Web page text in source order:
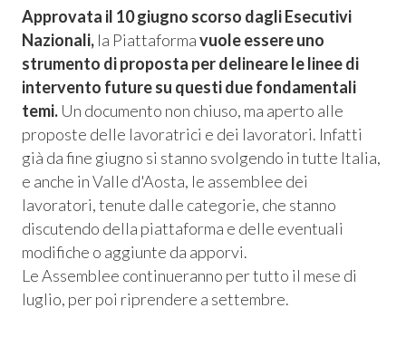
Approvata il 10 giugno scorso dagli Esecutivi
Nazionali, la Piattaformavuole essere uno
strumento di proposta per delineare le linee di
intervento future su questi due fondamentali
temi. Un documento non chiuso, ma aperto alle
proposte delle lavoratrici e dei lavoratori. Infatti
già da fine giugno si stanno svolgendo in tutte Italia,
e anche in Valle d'Aosta, le assemblee dei
lavoratori, tenute dalle categorie, che stanno
discutendo della piattaforma e delle eventuali
modifiche o aggiunte da apporvi.
Le Assemblee continueranno per tutto il mese di
luglio, per poi riprendere a settembre.